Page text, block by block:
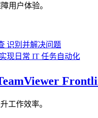
用户体验。
识别并解决问题
实现日常 IT 任务自动化
工作效率。